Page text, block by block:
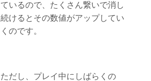
ているので、たくさん繋いで消し
続けるとその数値がアップしてい
くのです。
ただし、プレイ中にしばらくの